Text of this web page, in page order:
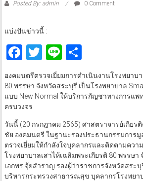
Facebook
Twitter
LineShare
องคมนตรีตรวจเยี่ยมการดำเนินงานโรงพยาบา
80 พรรษา จังหวัดสระบุรี เป็นโรงพยาบาล
แบบ New Normal ให้บริการกัญชาทางการแพ
วันนี้ (20 กรกฎาคม 2565) ศาสตราจารย์เกียร
ชัย องคมนตรี ในฐานะรองประธานกรรมการ
ตรวจเยี่ยมให้กำลังใจบุคลากรและติดตามควา
โรงพยาบาลเสาไห้เฉลิมพระเกียรติ 80 พรรษา
เอกพร จุ้ยสำราญ รองผู้ว่าราชการจังหวัดสระ